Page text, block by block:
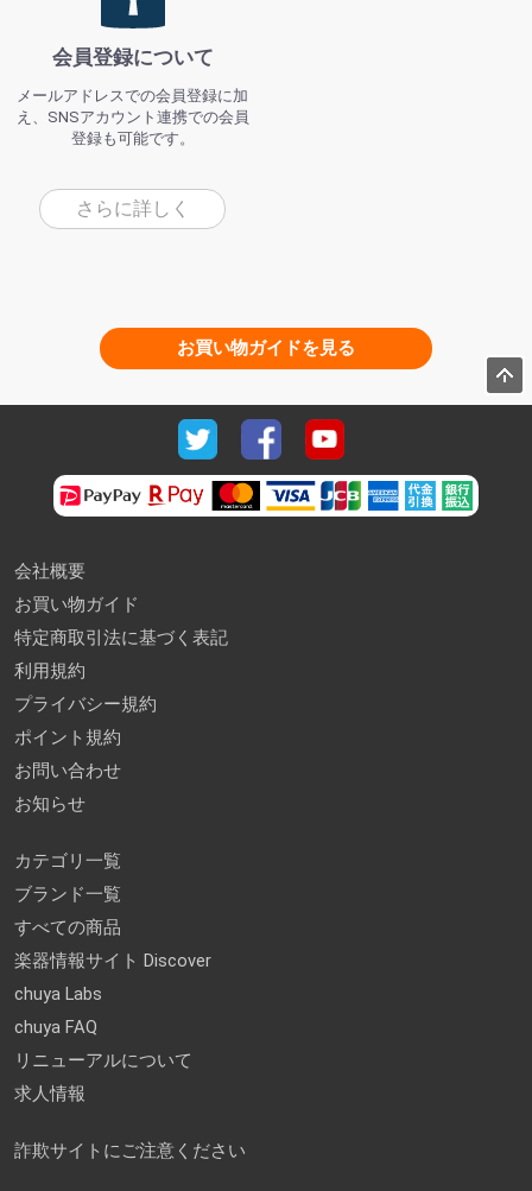
会員登録について
メールアドレスでの会員登録に加
え、SNSアカウント連携での会員
登録も可能です。
さらに詳しく
お買い物ガイドを見る
会社概要
お買い物ガイド
特定商取引法に基づく表記
利用規約
プライバシー規約
ポイント規約
お問い合わせ
お知らせ
カテゴリ一覧
ブランド一覧
すべての商品
楽器情報サイト Discover
chuya Labs
chuya FAQ
リニューアルについて
求人情報
詐欺サイトにご注意ください